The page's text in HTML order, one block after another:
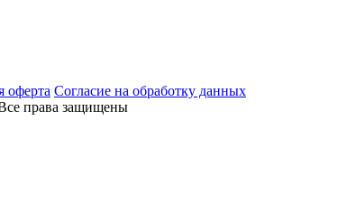
оферта Согласие на обработку данных
права защищены